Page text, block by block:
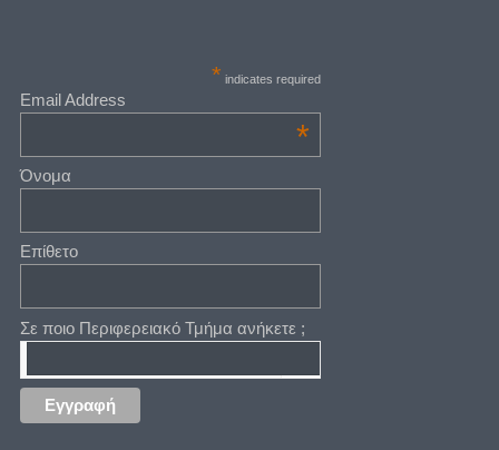
* indicates required
Email Address
*
Όνομα
Επίθετο
Σε ποιο Περιφερειακό Τμήμα ανήκετε ;